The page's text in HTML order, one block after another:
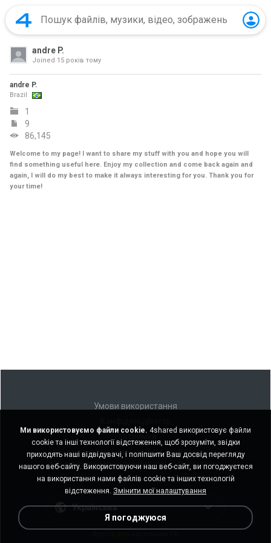
andre P.
Joined 15 років тому
andre P.
Brazil
1
9
86,145
Welcome to my page! I want to share my stuff with you and hope you will
find something useful here. Enjoy my collection and come back again and
again, I will do my best to make it always interesting for you. Thank you for
your time!
Умови використання
Не продавати мою особисту інформацію
Не ділитися моєю особистою інформацією
Українська
Ми використовуємо файли cookie. 4shared використовує файли
cookie та інші технології відстеження, щоб зрозуміти, звідки
приходять наші відвідувачі, і поліпшити Ваш досвід перегляду
нашого веб-сайту. Використовуючи наш веб-сайт, ви погоджуєтеся
на використання нами файлів cookie та інших технологій
відстеження. Змінити мої налаштування
Я погоджуюся